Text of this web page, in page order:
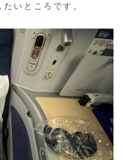
いところです。